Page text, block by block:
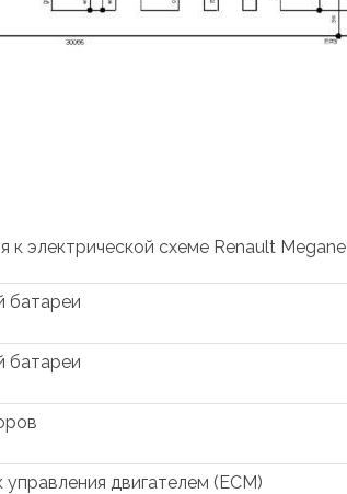
к электрической схеме Renault Megane
батареи
батареи
двигателем (ECM)